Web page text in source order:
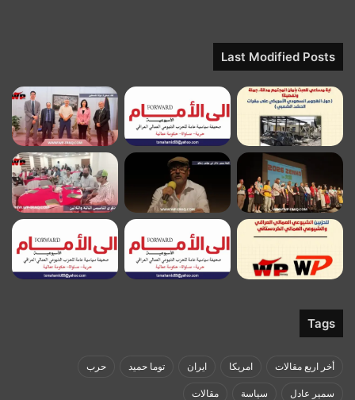
Last Modified Posts
Tags
أخر اربع مقالات امريكا ايران توما حميد حرب
سمير عادل سياسة مقالات